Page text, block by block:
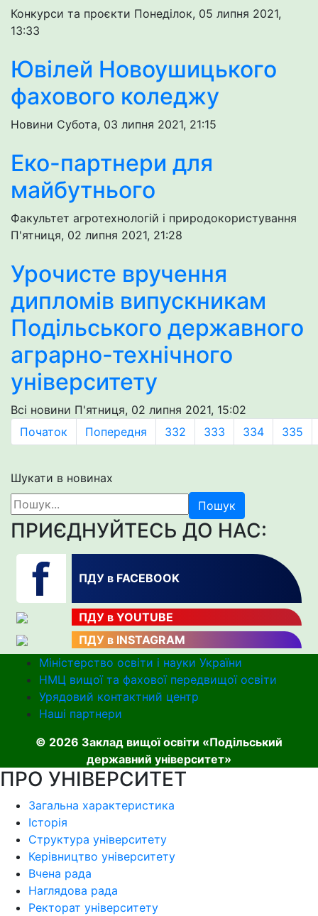
Конкурси та проєкти Понеділок, 05 липня 2021,
13:33
Ювілей Новоушицького
фахового коледжу
Новини Субота, 03 липня 2021, 21:15
Еко-партнери для
майбутнього
Факультет агротехнологій і природокористування
П'ятниця, 02 липня 2021, 21:28
Урочисте вручення
дипломів випускникам
Подільського державного
аграрно-технічного
університету
Всі новини П'ятниця, 02 липня 2021, 15:02
Початок
Попередня 332 333 334 335
Шукати в новинах
Пошук
ПРИЄДНУЙТЕСЬ ДО НАС:
ПДУ в FACEBOOK
ПДУ в YOUTUBE
ПДУ в INSTAGRAM
Міністерство освіти і науки України
НМЦ вищої та фахової передвищої освіти
Урядовий контактний центр
Наші партнери
© 2026 Заклад вищої освіти «Подільський
державний університет»
ПРО УНІВЕРСИТЕТ
Загальна характеристика
Історія
Структура університету
Керівництво університету
Вчена рада
Наглядова рада
Ректорат університету